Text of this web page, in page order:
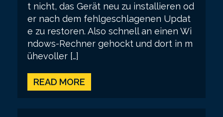
t nicht, das Gerät neu zu installieren od
er nach dem fehlgeschlagenen Updat
e zu restoren. Also schnell an einen Wi
ndows-Rechner gehockt und dort in m
ühevoller […]
READ MORE